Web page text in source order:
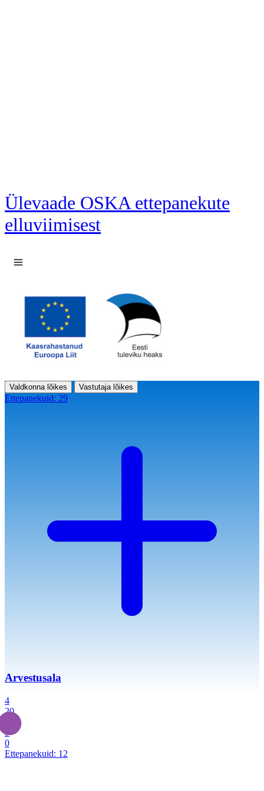
Ülevaade OSKA ettepanekute
elluviimisest
Ava menüü
Valdkonna lõikes Vastutaja lõikes
Ettepanekuid: 29
Arvestusala
4
20
3
0
Ettepanekuid: 12